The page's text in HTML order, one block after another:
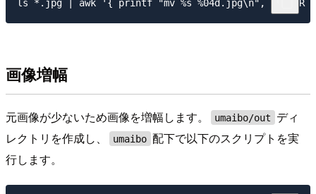
ls *.jpg | awk '{ printf "mv %s %04d.jpg\n", $0,
画像増幅
元画像が少ないため画像を増幅します。 umaibo/out
ディ
レクトリを作成し、
umaibo 配下で以下のスクリプトを実
行します。